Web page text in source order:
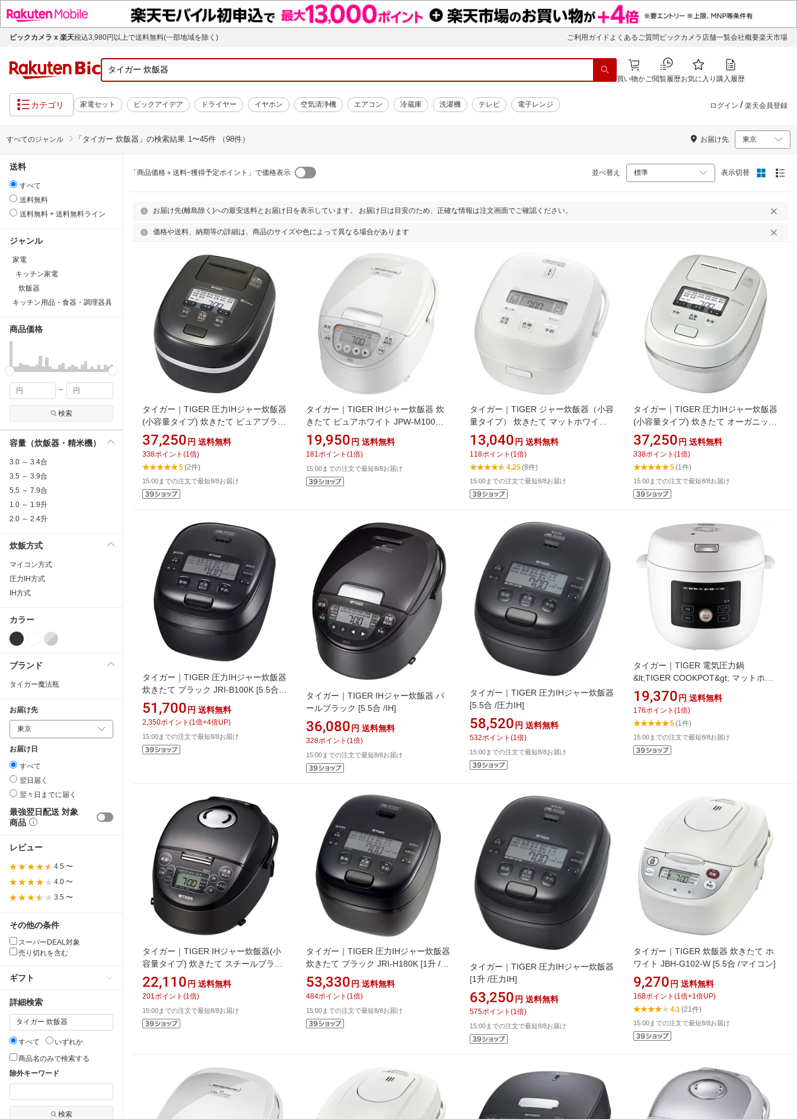
ビックカメラ x 楽天税込3,980円以上で送料無料(一部地域を除く) ご利用ガイド よくあるご質問 ビックカメラ店舗一覧会社概要楽天市場
買い物かご閲覧履歴お気に入り 購入履歴
カテゴリ 家電セット ビックアイデア ドライヤー イヤホン 空気清浄機 エアコン 冷蔵庫 洗濯機 テレビ 電子レンジ ログイン / 楽天会員登録
すべてのジャンル 「 タイガー 炊飯器 」の検索結果 1〜45件 （98件） お届け先
送料
すべて
送料無料
送料無料 + 送料無料ライン
ジャンル
家電
キッチン家電
炊飯器
キッチン用品・食器・調理器具
商品価格
~
検索
容量（炊飯器・精米機）
3.0 ～ 3.4合
3.5 ～ 3.9合
5.5 ～ 7.9合
1.0 ～ 1.9升
2.0 ～ 2.4升
炊飯方式
マイコン方式
圧力IH方式
IH方式
カラー
ブランド
タイガー魔法瓶
お届け先
お届け日
すべて
翌日届く
翌々日までに届く
最強翌日配送 対象
商品
レビュー
4.5 〜
4.0 〜
3.5 〜
その他の条件
スーパーDEAL対象
売り切れを含む
ギフト
詳細検索
すべて
いずれか
商品名のみで検索する
除外キーワード
検索
「商品価格＋送料−獲得予定ポイント」で価格表示 並べ替え 表示切替
お届け先(離島除く)への最安送料とお届け日を表示しています。 お届け日は目安のため、正確な情報は注文画面でご確認ください。
価格や送料、納期等の詳細は、商品のサイズや色によって異なる場合があります
タイガー｜TIGER 圧力IHジャー炊飯器
(小容量タイプ) 炊きたて ピュアブラッ
ク JPD-G060KP [3.5合 /圧力IH]
【rb_cooking_cpn】
37,250 円 送料無料
338ポイント (1 倍)
5(2件)
15:00までの注文で最短8/8お届け
タイガー｜TIGER IHジャー炊飯器 炊
きたて ピュアホワイト JPW-M100WY
[5.5合 /IH]
19,950 円 送料無料
181 ポイント (1 倍)
15:00までの注文で最短8/8お届け
タイガー｜TIGER ジャー炊飯器（小容
量タイプ） 炊きたて マットホワイト
JBS-G055WM [3合 /マイコン]
13,040 円 送料無料
118ポイント (1 倍)
4.25(8件)
15:00までの注文で最短8/8お届け
タイガー｜TIGER 圧力IHジャー炊飯器
(小容量タイプ) 炊きたて オーガニック
ホワイト JPD-G060WG [3.5合 /圧力
IH]【rb_cooking_cpn】
37,250 円 送料無料
338ポイント (1 倍)
5(1件)
15:00までの注文で最短8/8お届け
タイガー｜TIGER 圧力IHジャー炊飯器
炊きたて ブラック JRI-B100K [5.5合 /
圧力IH]
51,700 円 送料無料
2,350ポイント (1 倍+4倍UP)
15:00までの注文で最短8/8お届け
タイガー｜TIGER IHジャー炊飯器 パ
ールブラック [5.5合 /IH]
36,080 円 送料無料
328ポイント (1 倍)
15:00までの注文で最短8/8お届け
タイガー｜TIGER 圧力IHジャー炊飯器
[5.5合 /圧力IH]
58,520 円 送料無料
532ポイント (1倍)
15:00までの注文で最短8/8お届け
タイガー｜TIGER 電気圧力鍋
&lt;TIGER COOKPOT&gt; マットホワ
イト COK-B400WM
19,370 円 送料無料
176ポイント (1倍)
5(1件)
15:00までの注文で最短8/8お届け
タイガー｜TIGER IHジャー炊飯器(小
容量タイプ) 炊きたて スチールブラッ
ク JPF-G055KL [3合 /IH]
22,110 円 送料無料
201 ポイント (1 倍)
15:00までの注文で最短8/8お届け
タイガー｜TIGER 圧力IHジャー炊飯器
炊きたて ブラック JRI-H180K [1升 /圧
力IH]
53,330 円 送料無料
484ポイント (1 倍)
15:00までの注文で最短8/8お届け
タイガー｜TIGER 圧力IHジャー炊飯器
[1升 /圧力IH]
63,250 円 送料無料
575ポイント (1倍)
15:00までの注文で最短8/8お届け
タイガー｜TIGER 炊飯器 炊きたて ホ
ワイト JBH-G102-W [5.5合 /マイコン]
9,270 円 送料無料
168ポイント (1 倍+1 倍UP)
4.1 (21件)
15:00までの注文で最短8/8お届け